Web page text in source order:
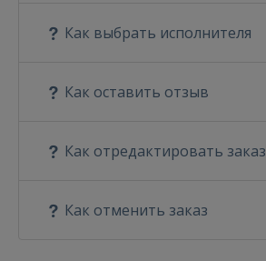
Как выбрать исполнителя
Как оставить отзыв
Как отредактировать заказ
Как отменить заказ